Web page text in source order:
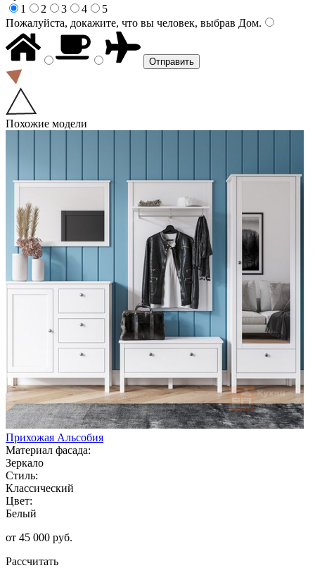
1
2 3 4
5
Пожалуйста, докажите, что вы человек, выбрав Дом.
Похожие модели
Прихожая Альсобия
Материал фасада:
Зеркало
Стиль:
Классический
Цвет:
Белый
от 45 000 руб.
Рассчитать